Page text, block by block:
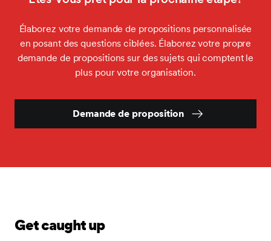
Élaborez votre demande de propositions personnalisée
en posant des questions ciblées. Élaborez votre propre
demande de propositions sur des sujets qui comptent le
plus pour votre organisation.
Demande de proposition
Get caught up